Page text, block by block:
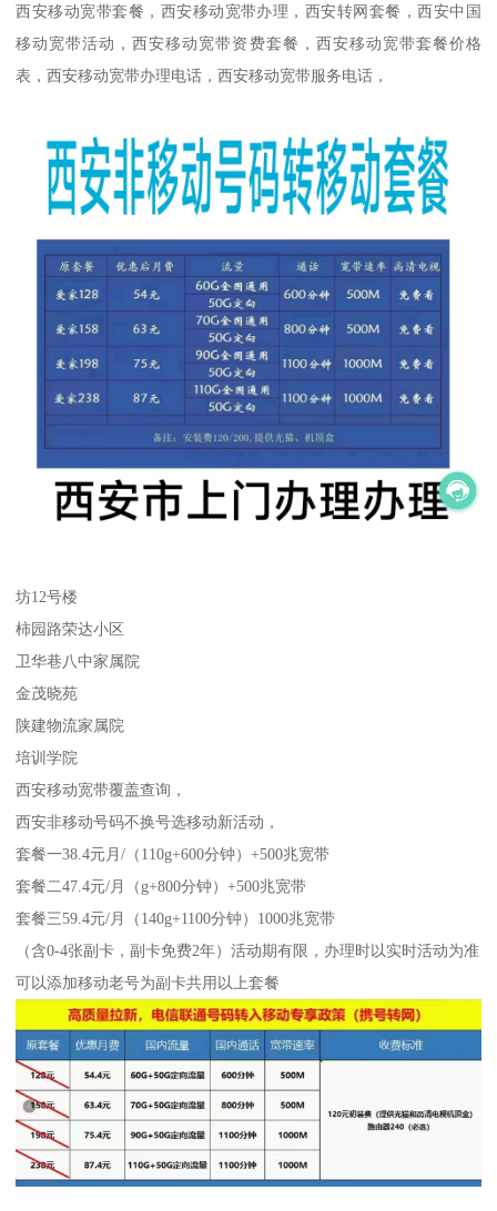
西安移动宽带套餐，西安移动宽带办理，西安转网套餐，西安中国
移动宽带活动，西安移动宽带资费套餐，西安移动宽带套餐价格
表，西安移动宽带办理电话，西安移动宽带服务电话，
坊12号楼
柿园路荣达小区
卫华巷八中家属院
金茂晓苑
陕建物流家属院
培训学院
西安移动宽带覆盖查询，
西安非移动号码不换号选移动新活动，
套餐一38.4元月/（110g+600分钟）+500兆宽带
套餐二47.4元/月（g+800分钟）+500兆宽带
套餐三59.4元/月（140g+1100分钟）1000兆宽带
（含0-4张副卡，副卡免费2年）活动期有限，办理时以实时活动为准
可以添加移动老号为副卡共用以上套餐